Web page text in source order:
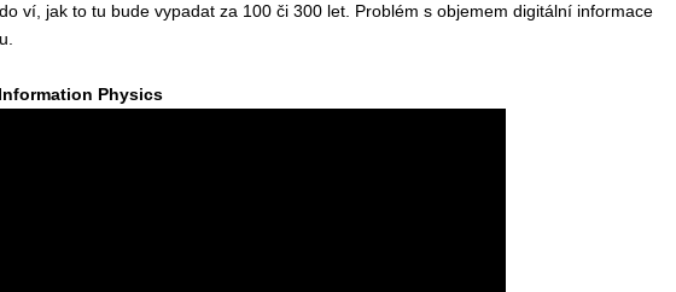
ví, jak to tu bude vypadat za 100 či 300 let. Problém s objemem digitální informace
Physics